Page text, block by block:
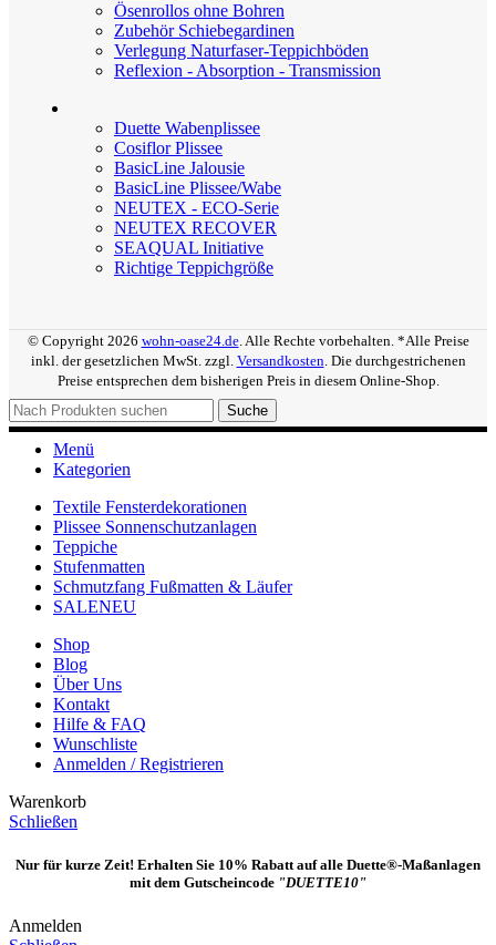
Ösenrollos ohne Bohren
Zubehör Schiebegardinen
Verlegung Naturfaser-Teppichböden
Reflexion - Absorption - Transmission
Duette Wabenplissee
Cosiflor Plissee
BasicLine Jalousie
BasicLine Plissee/Wabe
NEUTEX - ECO-Serie
NEUTEX RECOVER
SEAQUAL Initiative
Richtige Teppichgröße
© Copyright 2026 wohn-oase24.de. Alle Rechte vorbehalten. *Alle Preise
inkl. der gesetzlichen MwSt. zzgl. Versandkosten . Die durchgestrichenen
Preise entsprechen dem bisherigen Preis in diesem Online-Shop.
Suche
Menü
Kategorien
Textile Fensterdekorationen
Plissee Sonnenschutzanlagen
Teppiche
Stufenmatten
Schmutzfang Fußmatten & Läufer
SALENEU
Shop
Blog
Über Uns
Kontakt
Hilfe & FAQ
Wunschliste
Anmelden / Registrieren
Warenkorb
Schließen
Nur für kurze Zeit! Erhalten Sie 10% Rabatt auf alle Duette®-Maßanlagen
mit dem Gutscheincode "DUETTE10"
Anmelden